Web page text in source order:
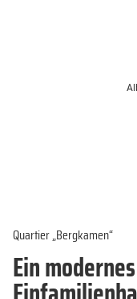
Quartier „Bergkamen“
Ein modernes